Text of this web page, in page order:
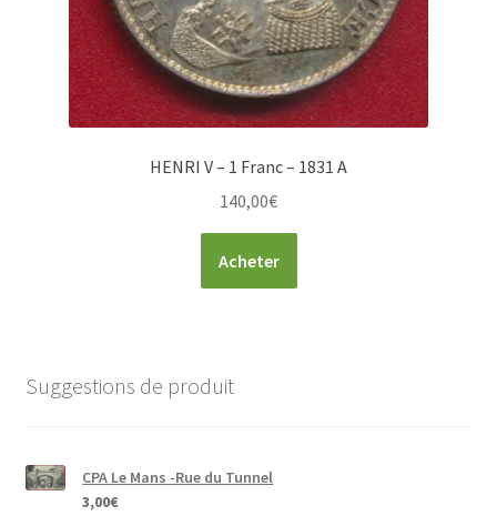
HENRI V – 1 Franc – 1831 A
140,00€
Acheter
Suggestions de produit
CPA Le Mans -Rue du Tunnel
3,00€